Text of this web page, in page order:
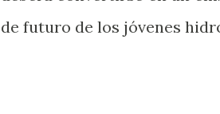
de futuro de los jóvenes